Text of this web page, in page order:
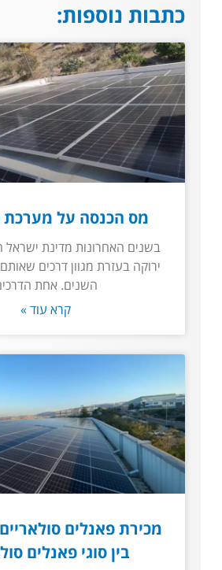
כתבות נוספות:
מס הכנסה על מערכת
בשנים האחרונות מדינת ישראל
ירוקה בעזרת מגוון דרכים
השנים. אחת
קרא עוד »
מכירת פאנלים
בין סוגי פאנלים